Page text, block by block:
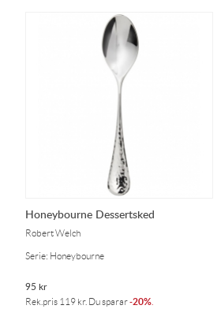
Honeybourne Dessertsked
Robert Welch
Serie: Honeybourne
95kr
Rek.pris 119 kr. Du sparar-20%